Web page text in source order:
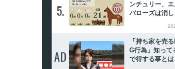
5.
ンチュリー、
バローズは消
AD
「持ち家を売
G行為」知って
で得する事とは